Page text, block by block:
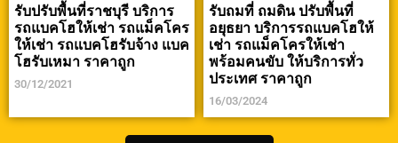
รับปรับพื้นที่ราชบุรี บริการ
รถแบคโฮให้เช่า รถแม็คโคร
ให้เช่า รถแบคโฮรับจ้าง แบค
โฮรับเหมา ราคาถูก
30/12/2021
รับถมที่ ถมดิน ปรับพื้นที่
อยุธยา บริการรถแบคโฮให้
เช่า รถแม็คโครให้เช่า
พร้อมคนขับ ให้บริการทั่ว
ประเทศ ราคาถูก
16/03/2024